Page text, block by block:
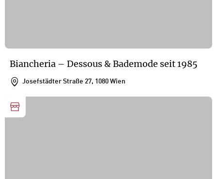
Biancheria – Dessous & Bademode seit 1985
Josefstädter Straße 27, 1080 Wien